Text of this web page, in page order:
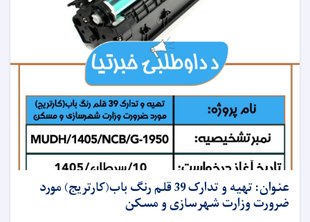
عنوان: تهیه و تدارک 39 قلم رنگ باب(کارتریج) مورد
ضرورت وزارت شهرسازی و مسکن